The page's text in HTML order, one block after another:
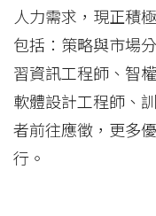
人力需求，現正積
包括：策略與市場
習資訊工程師、智
軟體設計工程師、
者前往應徵，更多
行。